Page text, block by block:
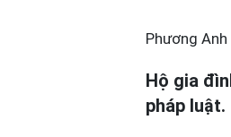
Phương Anh
Hộ gia
pháp luật.